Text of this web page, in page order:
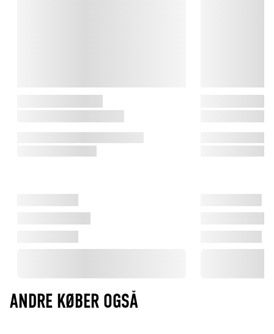
ANDRE KØBER OGSÅ